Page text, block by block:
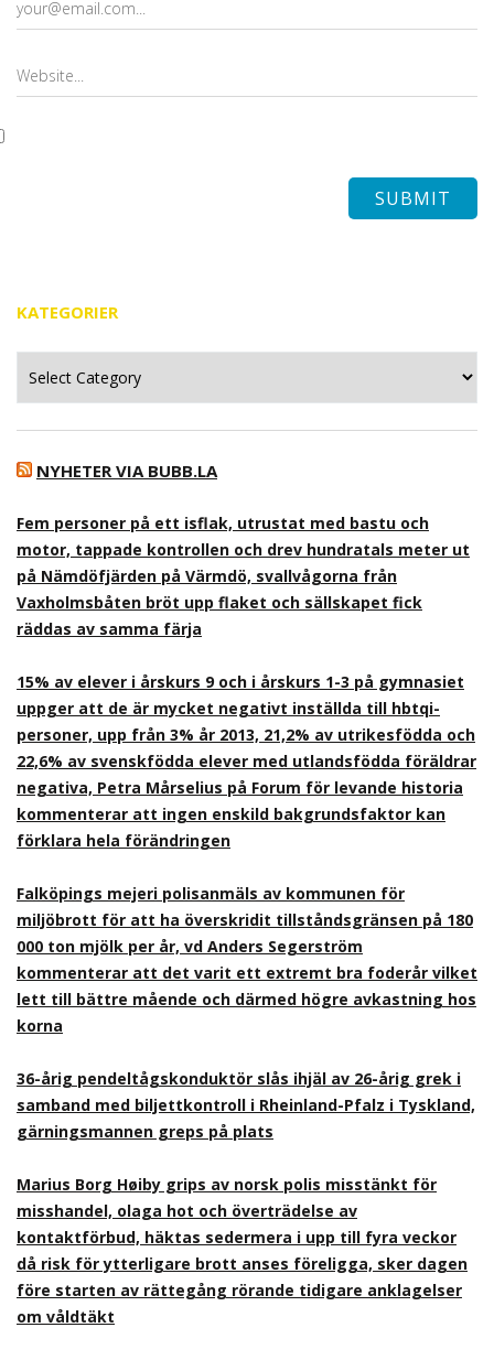
KATEGORIER
NYHETER VIA BUBB.LA
Fem personer på ett isflak, utrustat med bastu och
motor, tappade kontrollen och drev hundratals meter ut
på Nämdöfjärden på Värmdö, svallvågorna från
Vaxholmsbåten bröt upp flaket och sällskapet fick
räddas av samma färja
15% av elever i årskurs 9 och i årskurs 1-3 på gymnasiet
uppger att de är mycket negativt inställda till hbtqi-
personer, upp från 3% år 2013, 21,2% av utrikesfödda och
22,6% av svenskfödda elever med utlandsfödda föräldrar
negativa, Petra Mårselius på Forum för levande historia
kommenterar att ingen enskild bakgrundsfaktor kan
förklara hela förändringen
Falköpings mejeri polisanmäls av kommunen för
miljöbrott för att ha överskridit tillståndsgränsen på 180
000 ton mjölk per år, vd Anders Segerström
kommenterar att det varit ett extremt bra foderår vilket
lett till bättre mående och därmed högre avkastning hos
korna
36-årig pendeltågskonduktör slås ihjäl av 26-årig grek i
samband med biljettkontroll i Rheinland-Pfalz i Tyskland,
gärningsmannen greps på plats
Marius Borg Høiby grips av norsk polis misstänkt för
misshandel, olaga hot och överträdelse av
kontaktförbud, häktas sedermera i upp till fyra veckor
då risk för ytterligare brott anses föreligga, sker dagen
före starten av rättegång rörande tidigare anklagelser
om våldtäkt